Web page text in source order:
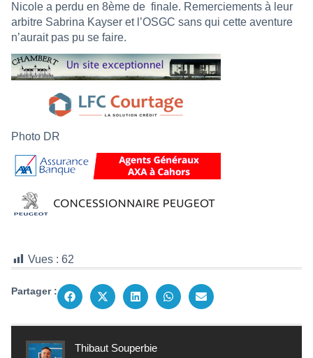
Nicole a perdu en 8ème de finale. Remerciements à leur
arbitre Sabrina Kayser et l’OSGC sans qui cette aventure
n’aurait pas pu se faire.
Photo DR
Vues : 62
Partager :
Thibaut Souperbie